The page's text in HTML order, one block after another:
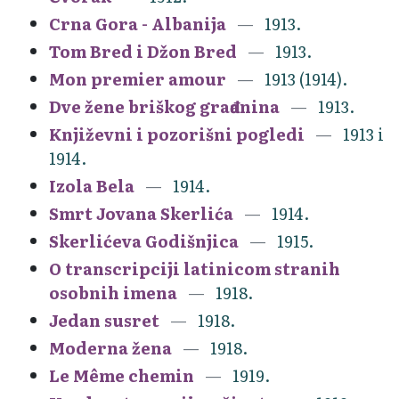
Crna Gora - Albanija
1913.
Tom Bred i Džon Bred
1913.
Mon premier amour
1913 (1914).
Dve žene briškog građanina
1913.
Književni i pozorišni pogledi
1913 i
1914.
Izola Bela
1914.
Smrt Jovana Skerlića
1914.
Skerlićeva Godišnjica
1915.
O transcripciji latinicom stranih
osobnih imena
1918.
Jedan susret
1918.
Moderna žena
1918.
Le Même chemin
1919.